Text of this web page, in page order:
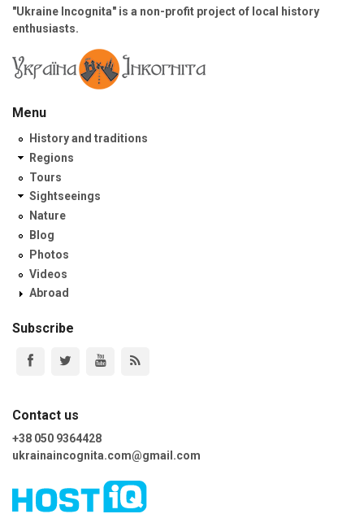
"Ukraine Incognita" is a non-profit project of local history
enthusiasts.
Menu
History and traditions
Regions
Tours
Sightseeings
Nature
Blog
Photos
Videos
Abroad
Subscribe
Contact us
+38 050 9364428
ukrainaincognita.com@gmail.com